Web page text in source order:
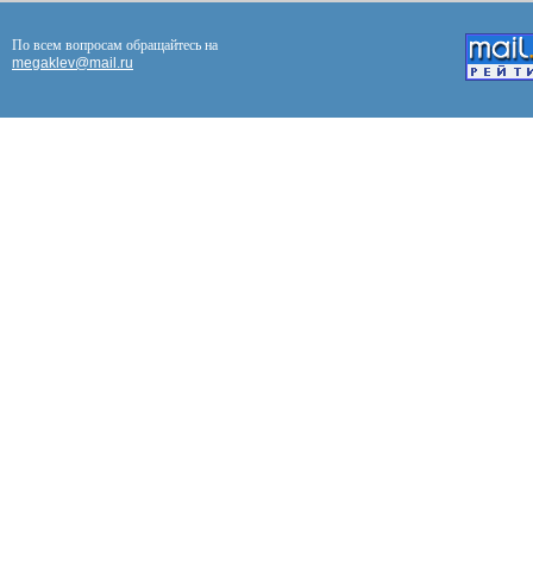
По всем вопросам обращайтесь на
megaklev@mail.ru